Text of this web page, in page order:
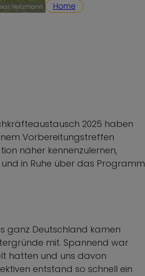
Heitzmann Home
2025 haben
Vorbereitungstreffen
näher kennenzulernen,
in Ruhe über das Programm
ganz Deutschland kamen
mit. Spannend war
hatten und uns davon
entstand so schnell ein